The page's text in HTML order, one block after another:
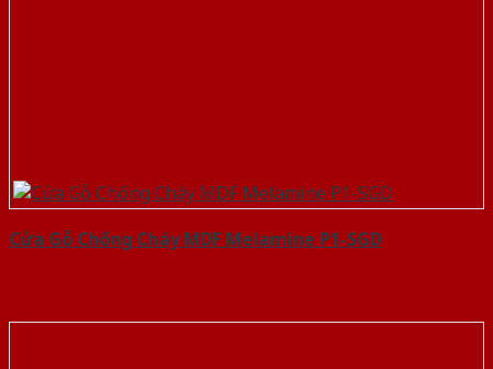
Cửa Gỗ Chống Cháy MDF Melamine P1-SGD